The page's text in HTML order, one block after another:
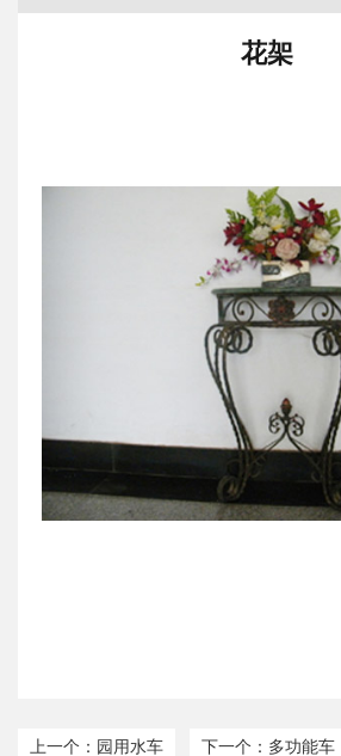
花架
上一个：园用水车 下一个：多功能车